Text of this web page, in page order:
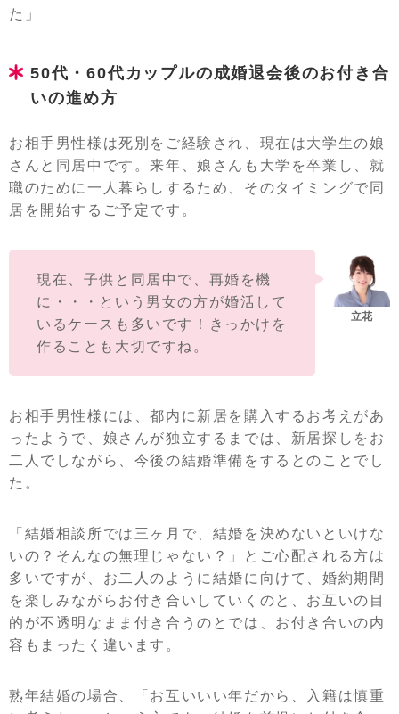
た」
50代・60代カップルの成婚退会後のお付き合
いの進め方
お相手男性様は死別をご経験され、現在は大学生の娘
さんと同居中です。来年、娘さんも大学を卒業し、就
職のために一人暮らしするため、そのタイミングで同
居を開始するご予定です。
現在、子供と同居中で、再婚を機
に・・・という男女の方が婚活して
いるケースも多いです！きっかけを
作ることも大切ですね。
お相手男性様には、都内に新居を購入するお考えがあ
ったようで、娘さんが独立するまでは、新居探しをお
二人でしながら、今後の結婚準備をするとのことでし
た。
「結婚相談所では三ヶ月で、結婚を決めないといけな
いの？そんなの無理じゃない？」とご心配される方は
多いですが、お二人のように結婚に向けて、婚約期間
を楽しみながらお付き合いしていくのと、お互いの目
的が不透明なまま付き合うのとでは、お付き合いの内
容もまったく違います。
熟年結婚の場合、「お互いいい年だから、入籍は慎重